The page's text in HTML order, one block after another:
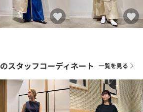
のスタッフコーディネート 一覧を見る